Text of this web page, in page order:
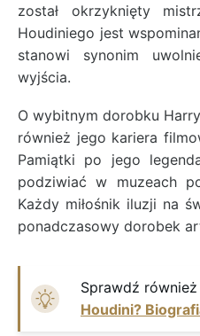
został okrzyknięty
Houdiniego jest
stanowi synonim
wyjścia.
O wybitnym dorobku
również jego kariera
Pamiątki po jego
podziwiać w muzeach
Każdy miłośnik iluzji na
ponadczasowy dorobek
Sprawdź również
Houdini?